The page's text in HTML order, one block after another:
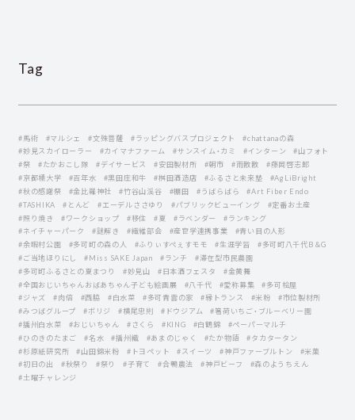
Tag
#馬術 #マルシェ #文殊菩薩 #ラッピングバスプロジェクト
#chattanaの森
#妙見スカイローラー
#カイマナファーム #サンスイム・カミ #インターン
#山フォト
#祭
#たかおこし隊 #デイサービス #安田製材所 #朝市 #雨散散
#藤岡啓志郞
#京都橘大学
#百年水 #黒田庄和牛 #桝田酒造店 #ふるさと未来塾
#AgLiBright
#秋の感謝祭
#金比羅神社 #竹谷山渓谷 #棚田 #うばらばら
#Art Fiber Endo
#TASHIKA
#とんど #エーデルささゆり #パブリックビューイング
#定番お土産
#照り焼き
#ワークショップ #移住 #夏 #ラベンダー
#ランキング
#ネイチャーパーク
#謎解き #繊維部会 #産官学連携事業
#青い目の人形
#余暇村公園
#多可町の森の人 #ふりぃすぺぇすモモ #生涯学習
#多可町八千代B＆G
#ご当地ほりにし
#Miss SAKE Japan #ランチ
#滞在型市民農園
#多可町ふるさとの夏まつり
#妙見山 #日本酒フェスタ
#金黄舞
#全国おじいちゃんおばあちゃん子ども絵画展
#八千代 #愛称募集
#多可桧屋
#ジャズ
#肉倍 #西脇 #白水菜 #多可青雲の家 #縁トランス #米粉
#市位製材所
#みつばグループ
#ボリジ #横尾忠則 #ドウジアム
#箸荷いちご・ブルーベリー園
#播州白水菜
#おじいちゃん #さくら #KING #白鶴錦
#ペーパーマルチ
#ひのきのたまご
#名水 #播州織 #あまのじゃく #たか物語
#タカタータン
#杉原紙研究所
#山田錦米粉 #トヨペット #スイーツ #神戸ファーブルトン
#米菓
#初日の出
#秋祭り #祭り #子育て #合鴨農法 #神戸ビーフ
#森のようちえん
#土曜チャレンジ